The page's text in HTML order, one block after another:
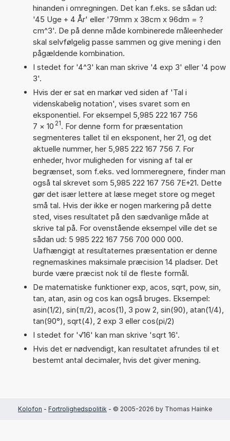
hinanden i omregningen. Det kan f.eks. se sådan ud:
'45 Uge + 4 År' eller '79mm x 38cm x 96dm = ?
cm^3'. De på denne måde kombinerede måleenheder
skal selvfølgelig passe sammen og give mening i den
pågældende kombination.
I stedet for '4^3' kan man skrive '4 exp 3' eller '4 pow
3'.
Hvis der er sat en markør ved siden af 'Tal i
videnskabelig notation', vises svaret som en
eksponentiel. For eksempel 5,985 222 167 756
7 × 10 21. For denne form for præsentation
segmenteres tallet til en eksponent, her 21, og det
aktuelle nummer, her 5,985 222 167 756 7. For
enheder, hvor muligheden for visning af tal er
begrænset, som f.eks. ved lommeregnere, finder man
også tal skrevet som 5,985 222 167 756 7E+21. Dette
gør det især lettere at læse meget store og meget
små tal. Hvis der ikke er nogen markering på dette
sted, vises resultatet på den sædvanlige måde at
skrive tal på. For ovenstående eksempel ville det se
sådan ud: 5 985 222 167 756 700 000 000.
Uafhængigt at resultaternes præsentation er denne
regnemaskines maksimale præcision 14 pladser. Det
burde være præcist nok til de fleste formål.
De matematiske funktioner exp, acos, sqrt, pow, sin,
tan, atan, asin og cos kan også bruges. Eksempel:
asin(1/2), sin(π/2), acos(1), 3 pow 2, sin(90), atan(1/4),
tan(90°), sqrt(4), 2 exp 3 eller cos(pi/2)
I stedet for '√16' kan man skrive 'sqrt 16'.
Hvis det er nødvendigt, kan resultatet afrundes til et
bestemt antal decimaler, hvis det giver mening.
Kolofon - Fortrolighedspolitik - © 2005-2026 by Thomas Hainke